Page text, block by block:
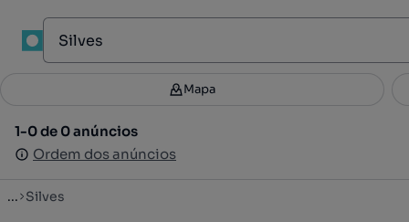
Filtros 4
1-0 de 0 anúncios
Ordem dos anúncios
Mapa
1-0 de 0 anúncios
Ordem dos anúncios
... Silves